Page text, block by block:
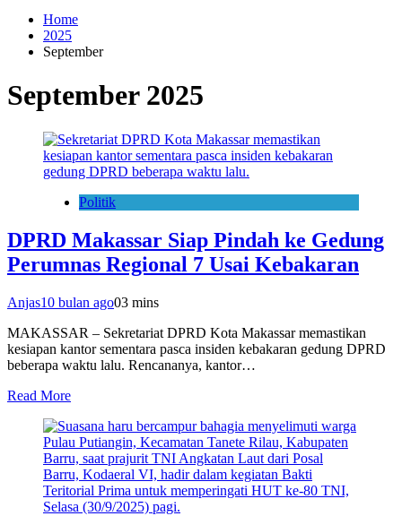
Home
2025
September
September 2025
Politik
DPRD Makassar Siap Pindah ke Gedung
Perumnas Regional 7 Usai Kebakaran
Anjas10 bulan ago03 mins
MAKASSAR – Sekretariat DPRD Kota Makassar memastikan
kesiapan kantor sementara pasca insiden kebakaran gedung DPRD
beberapa waktu lalu. Rencananya, kantor…
Read More